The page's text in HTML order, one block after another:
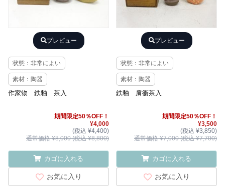
プレビュー
状態：非常によい
素材：陶器
作家物 鉄釉 茶入
期間限定50％OFF！
¥4,000
(税込 ¥4,400)
通常価格 ¥8,000 (税込 ¥8,800)
カゴに入れる
お気に入り
プレビュー
状態：非常によい
素材：陶器
鉄釉 肩衝茶入
期間限定50％OFF！
¥3,500
(税込 ¥3,850)
通常価格 ¥7,000 (税込 ¥7,700)
カゴに入れる
お気に入り